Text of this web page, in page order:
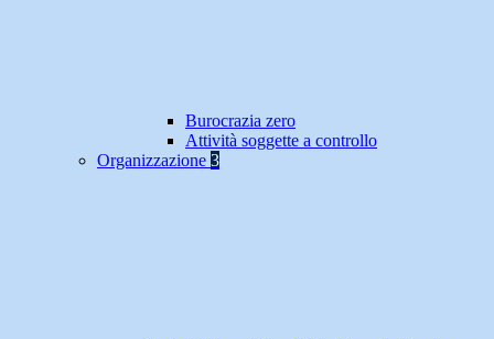
Burocrazia zero
Attività soggette a controllo
Organizzazione 3